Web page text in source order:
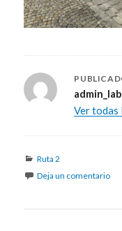
Ver todas
Categorías
Ruta 2
Deja un comentario